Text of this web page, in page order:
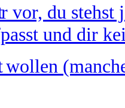
vor, du stehst
und dir
wollen